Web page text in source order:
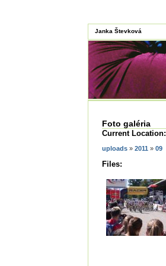
Janka Števková
Foto galéria
Current Location:
uploads » 2011 » 09
Files: